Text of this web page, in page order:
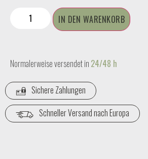
IN DEN WARENKORB
Normalerweise versendet in 24/48 h
Sichere Zahlungen
Schneller Versand nach Europa